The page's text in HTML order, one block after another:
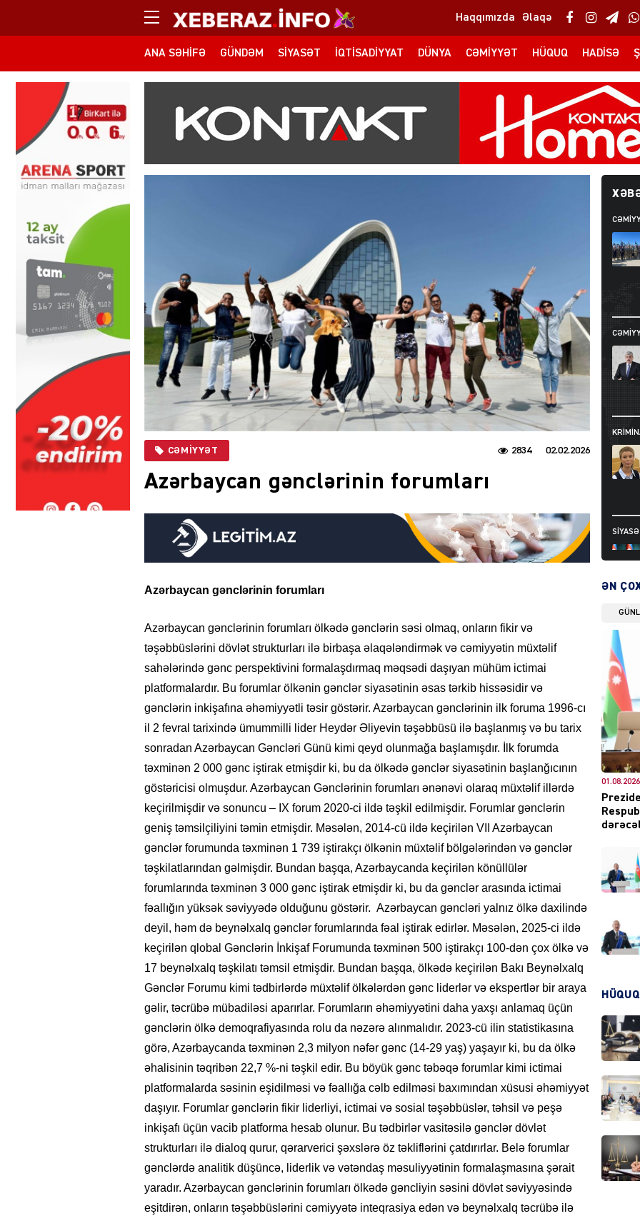
Haqqımızda Əlaqə
ANA SƏHIFƏ GÜNDƏM SIYASƏT İQTISADIYYAT DÜNYA CƏMIYYƏT HÜQUQ HADISƏ
CƏMIYYƏT 02.02.2026
2834
Azərbaycan gənclərinin forumları
Azərbaycan gənclərinin forumları
Azərbaycan gənclərinin forumları ölkədə gənclərin səsi olmaq, onların fikir və
təşəbbüslərini dövlət strukturları ilə birbaşa əlaqələndirmək və cəmiyyətin müxtəlif
sahələrində gənc perspektivini formalaşdırmaq məqsədi daşıyan mühüm ictimai
platformalardır. Bu forumlar ölkənin gənclər siyasətinin əsas tərkib hissəsidir və
gənclərin inkişafına əhəmiyyətli təsir göstərir. Azərbaycan gənclərinin ilk foruma 1996-cı
il 2 fevral tarixində ümummilli lider Heydər Əliyevin təşəbbüsü ilə başlanmış və bu tarix
sonradan Azərbaycan Gəncləri Günü kimi qeyd olunmağa başlamışdır. İlk forumda
təxminən 2 000 gənc iştirak etmişdir ki, bu da ölkədə gənclər siyasətinin başlanğıcının
göstəricisi olmuşdur. Azərbaycan Gənclərinin forumları ənənəvi olaraq müxtəlif illərdə
keçirilmişdir və sonuncu – IX forum 2020-ci ildə təşkil edilmişdir. Forumlar gənclərin
geniş təmsilçiliyini təmin etmişdir. Məsələn, 2014-cü ildə keçirilən VII Azərbaycan
gənclər forumunda təxminən 1 739 iştirakçı ölkənin müxtəlif bölgələrindən və gənclər
təşkilatlarından gəlmişdir. Bundan başqa, Azərbaycanda keçirilən könüllülər
forumlarında təxminən 3 000 gənc iştirak etmişdir ki, bu da gənclər arasında ictimai
fəallığın yüksək səviyyədə olduğunu göstərir. Azərbaycan gəncləri yalnız ölkə daxilində
deyil, həm də beynəlxalq gənclər forumlarında fəal iştirak edirlər. Məsələn, 2025-ci ildə
keçirilən qlobal Gənclərin İnkişaf Forumunda təxminən 500 iştirakçı 100-dən çox ölkə və
17 beynəlxalq təşkilatı təmsil etmişdir. Bundan başqa, ölkədə keçirilən Bakı Beynəlxalq
Gənclər Forumu kimi tədbirlərdə müxtəlif ölkələrdən gənc liderlər və ekspertlər bir araya
gəlir, təcrübə mübadiləsi aparırlar. Forumların əhəmiyyətini daha yaxşı anlamaq üçün
gənclərin ölkə demoqrafiyasında rolu da nəzərə alınmalıdır. 2023-cü ilin statistikasına
görə, Azərbaycanda təxminən 2,3 milyon nəfər gənc (14-29 yaş) yaşayır ki, bu da ölkə
əhalisinin təqribən 22,7 %-ni təşkil edir. Bu böyük gənc təbəqə forumlar kimi ictimai
platformalarda səsinin eşidilməsi və fəallığa cəlb edilməsi baxımından xüsusi əhəmiyyət
daşıyır. Forumlar gənclərin fikir liderliyi, ictimai və sosial təşəbbüslər, təhsil və peşə
inkişafı üçün vacib platforma hesab olunur. Bu tədbirlər vasitəsilə gənclər dövlət
strukturları ilə dialoq qurur, qərarverici şəxslərə öz təkliflərini çatdırırlar. Belə forumlar
gənclərdə analitik düşüncə, liderlik və vətəndaş məsuliyyətinin formalaşmasına şərait
yaradır. Azərbaycan gənclərinin forumları ölkədə gəncliyin səsini dövlət səviyyəsində
eşitdirən, onların təşəbbüslərini cəmiyyətə inteqrasiya edən və beynəlxalq təcrübə ilə
DÜNYA
DÜNYA
DÜNYA
ƏN
01.08.2026
HÜQUQ